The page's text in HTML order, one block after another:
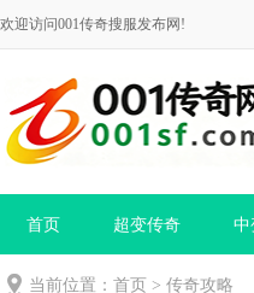
欢迎访问001传奇搜服发布网!
首页 超变传奇 中
当前位置： 首页 > 传奇攻略